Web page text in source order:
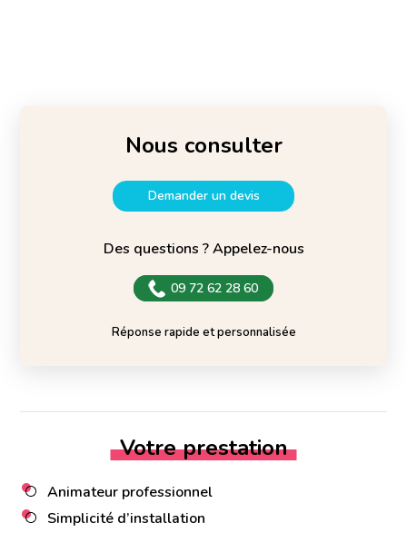
Nous consulter
Demander un devis
Des questions ? Appelez-nous
09 72 62 28 60
Réponse rapide et personnalisée
Votre prestation
Animateur professionnel
Simplicité d’installation